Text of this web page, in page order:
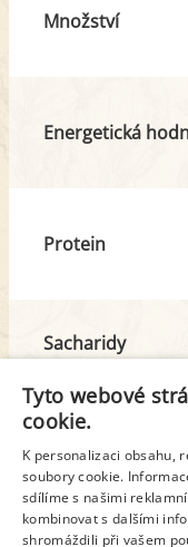
Množství
Energetická
Protein
Sacharidy
z toho cukr
Tuk
z toho nas.
Tyto webové
cookie.
K personalizaci obsahu,
soubory cookie.
sdílíme s našimi
kombinovat s dalšími
shromáždili při vašem